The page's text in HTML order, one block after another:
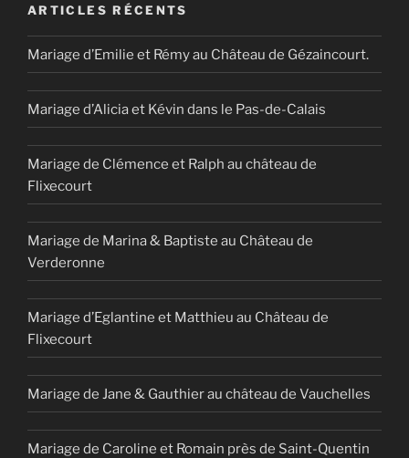
ARTICLES RÉCENTS
Mariage d’Emilie et Rémy au Château de Gézaincourt.
Mariage d’Alicia et Kévin dans le Pas-de-Calais
Mariage de Clémence et Ralph au château de
Flixecourt
Mariage de Marina & Baptiste au Château de
Verderonne
Mariage d’Eglantine et Matthieu au Château de
Flixecourt
Mariage de Jane & Gauthier au château de Vauchelles
Mariage de Caroline et Romain près de Saint-Quentin